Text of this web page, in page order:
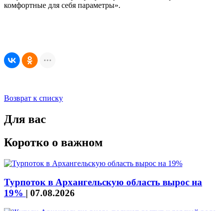
комфортные для себя параметры».
Возврат к списку
Для вас
Коротко о важном
Турпоток в Архангельскую область вырос на
19% | 07.08.2026